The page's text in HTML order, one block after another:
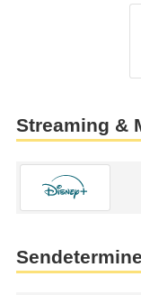
Streaming &
Sendetermine